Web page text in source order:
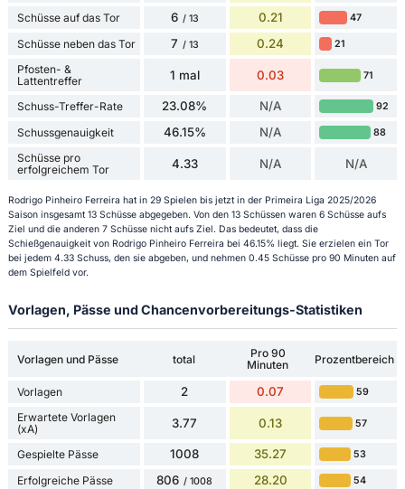
Schüsse auf das Tor 6 / 13 0.21 47
Schüsse neben das Tor 7 / 13 0.24 21
Pfosten- &
Lattentreffer
1 mal 0.03 71
Schuss-Treffer-Rate 23.08% N/A 92
Schussgenauigkeit 46.15% N/A 88
Schüsse pro
erfolgreichem Tor
4.33 N/A N/A
Rodrigo Pinheiro Ferreira hat in 29 Spielen bis jetzt in der Primeira Liga 2025/2026
Saison insgesamt 13 Schüsse abgegeben. Von den 13 Schüssen waren 6 Schüsse aufs
Ziel und die anderen 7 Schüsse nicht aufs Ziel. Das bedeutet, dass die
Schießgenauigkeit von Rodrigo Pinheiro Ferreira bei 46.15% liegt. Sie erzielen ein Tor
bei jedem 4.33 Schuss, den sie abgeben, und nehmen 0.45 Schüsse pro 90 Minuten auf
dem Spielfeld vor.
Vorlagen, Pässe und Chancenvorbereitungs-Statistiken
Vorlagen und Pässe total
Pro 90
Minuten
Prozentbereich
Vorlagen 2 0.07 59
Erwartete Vorlagen
(xA)
3.77 0.13 57
Gespielte Pässe 1008 35.27 53
Erfolgreiche Pässe 806 / 1008 28.20 54